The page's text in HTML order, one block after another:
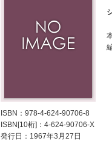
ISBN：978-4-624-90706-8
ISBN[10桁]：4-624-90706-X
発行日：1967年3月27日